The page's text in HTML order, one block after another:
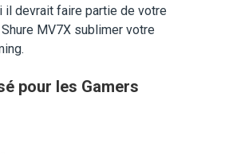
il devrait faire partie de votre
MV7X sublimer votre
pour les Gamers